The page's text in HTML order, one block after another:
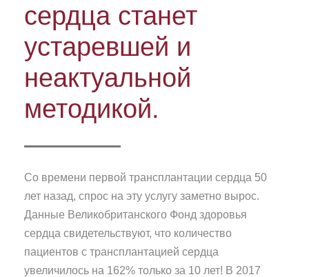
сердца станет
устаревшей и
неактуальной
методикой.
Со времени первой трансплантации сердца 50
лет назад, спрос на эту услугу заметно вырос.
Данные Великобританского Фонд здоровья
сердца свидетельствуют, что количество
пациентов с трансплантацией сердца
увеличилось на 162% только за 10 лет! В 2017